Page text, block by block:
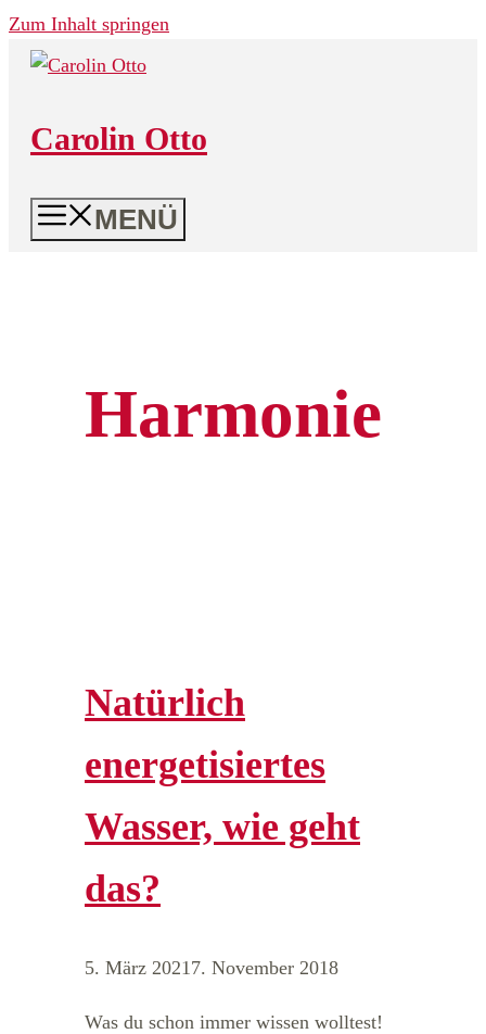
Zum Inhalt springen
Carolin Otto
MENÜ
Harmonie
Natürlich
energetisiertes
Wasser, wie geht
das?
5. März 20217. November 2018
Was du schon immer wissen wolltest!